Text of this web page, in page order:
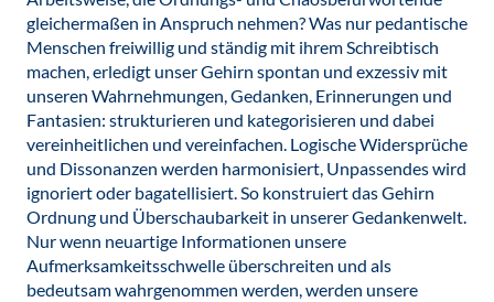
gleichermaßen in Anspruch nehmen? Was nur pedantische
Menschen freiwillig und ständig mit ihrem Schreibtisch
machen, erledigt unser Gehirn spontan und exzessiv mit
unseren Wahrnehmungen, Gedanken, Erinnerungen und
Fantasien: strukturieren und kategorisieren und dabei
vereinheitlichen und vereinfachen. Logische Widersprüche
und Dissonanzen werden harmonisiert, Unpassendes wird
ignoriert oder bagatellisiert. So konstruiert das Gehirn
Ordnung und Überschaubarkeit in unserer Gedankenwelt.
Nur wenn neuartige Informationen unsere
Aufmerksamkeitsschwelle überschreiten und als
bedeutsam wahrgenommen werden, werden unsere